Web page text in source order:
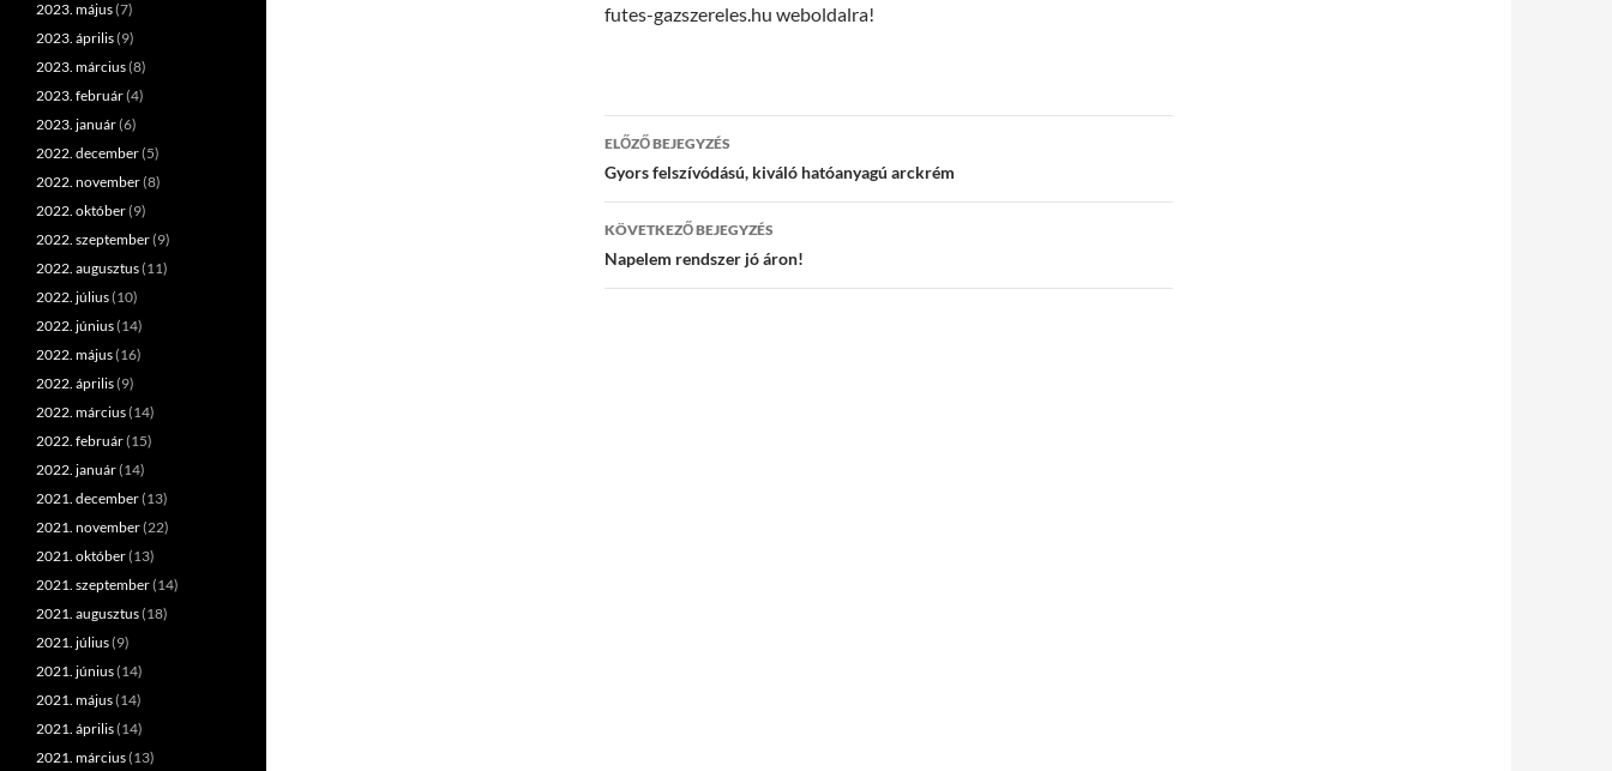
futes-gazszereles.hu weboldalra!
Bejegyzések
navigációja
ELŐZŐ BEJEGYZÉS
Gyors felszívódású, kiváló hatóanyagú arckrém
KÖVETKEZŐ BEJEGYZÉS
Napelem rendszer jó áron!
2023. május(7)
2023. április(9)
2023. március(8)
2023. február(4)
2023. január(6)
2022. december(5)
2022. november(8)
2022. október(9)
2022. szeptember(9)
2022. augusztus(11)
2022. július(10)
2022. június(14)
2022. május(16)
2022. április(9)
2022. március(14)
2022. február(15)
2022. január(14)
2021. december(13)
2021. november(22)
2021. október(13)
2021. szeptember(14)
2021. augusztus(18)
2021. július(9)
2021. június(14)
2021. május(14)
2021. április(14)
2021. március(13)